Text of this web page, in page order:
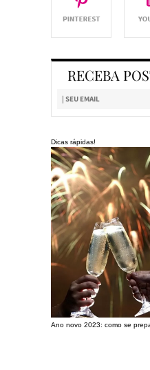
RECEBA
Dicas rápidas!
Ano novo 2023: como se